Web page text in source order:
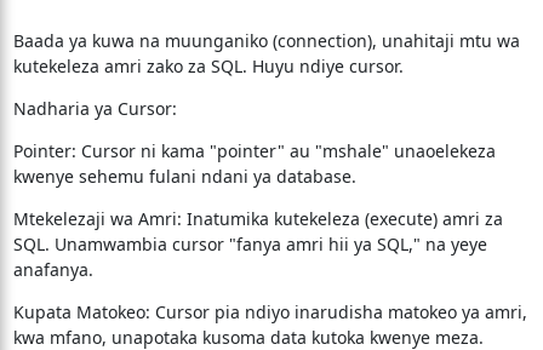
Baada ya kuwa na muunganiko (connection), unahitaji mtu wa
kutekeleza amri zako za SQL. Huyu ndiye cursor.
Nadharia ya Cursor:
Pointer: Cursor ni kama "pointer" au "mshale" unaoelekeza
kwenye sehemu fulani ndani ya database.
Mtekelezaji wa Amri: Inatumika kutekeleza (execute) amri za
SQL. Unamwambia cursor "fanya amri hii ya SQL," na yeye
anafanya.
Kupata Matokeo: Cursor pia ndiyo inarudisha matokeo ya amri,
kwa mfano, unapotaka kusoma data kutoka kwenye meza.